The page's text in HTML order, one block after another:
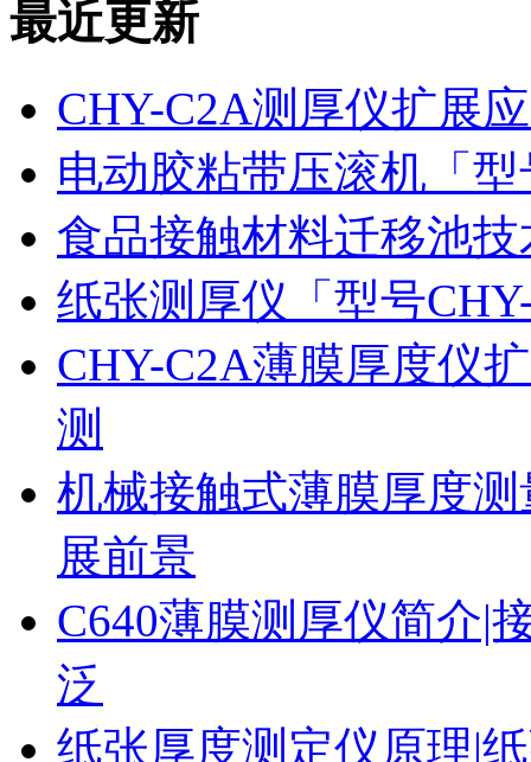
最近更新
CHY-C2A测厚仪扩展
电动胶粘带压滚机「
食品接触材料迁移池
纸张测厚仪「型号
CHY-C2A薄膜厚度仪
测
机械接触式薄膜厚度
展前景
C640薄膜测厚仪简介|
泛
纸张厚度测定仪原理|